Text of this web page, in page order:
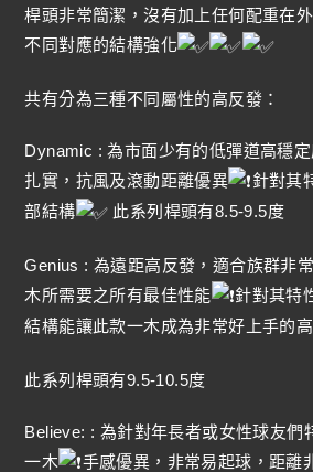
桿頭非常簡潔，沒有加上任何配重在
不同對應的結構強化
共有分為三種不同屬性的高反發：
Dynamic : 為市面少有的低彈道高穩
扎實，抗風及滾動距離優異
針對其
部結構
此系列桿頭有8.5-9.5度
Genius : 為遠距高反發，適合族群非
木所需要之所有最佳性能
針對其特
結構能讓此款一木成為非常好上手的
此系列桿頭有9.5-10.5度
Believe: : 為針對年長者或女性球友們
一木
手感優異，非常易起球，距離